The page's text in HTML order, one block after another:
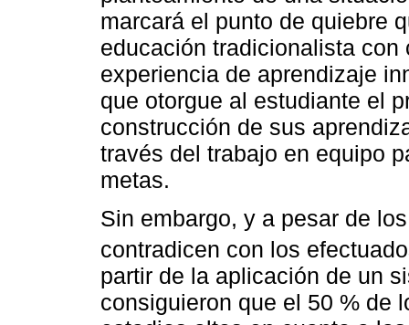
marcará el punto de quiebre
educación tradicionalista
experiencia de aprendizaje
que otorgue al estudiante el
construcción de sus
través del trabajo en equipo
metas.
Sin embargo, y a pesar de
contradicen con los
partir de la aplicación de un
consiguieron que el 50 % de